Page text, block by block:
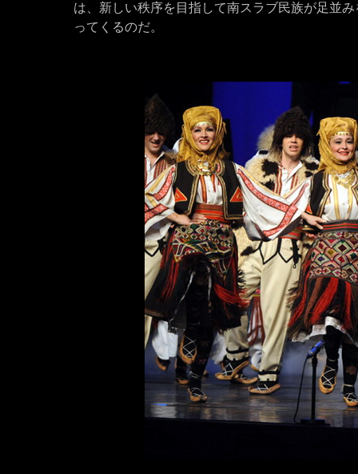
は、新しい秩序を目指して南スラブ民族が足並
ってくるのだ。